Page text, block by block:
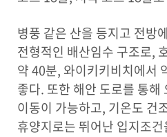
병풍 같은 산을 등지고 전방
전형적인 배산임수 구조로,
약 40분, 와이키키비치에서
좋다. 또한 해안 도로를 통해
이동이 가능하고, 기온도 건
휴양지로는 뛰어난 입지조